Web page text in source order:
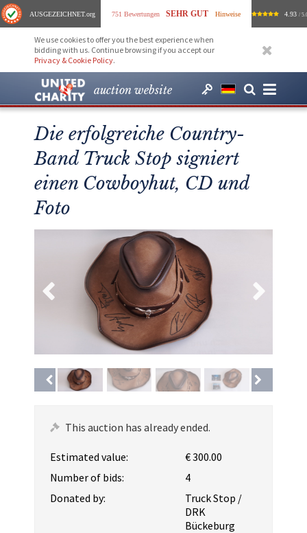
AUSGEZEICHNET.org 751 Bewertungen SEHR GUT Hinweise 4.93 /
We use cookies to offer you the best experience when
bidding with us. Continue browsing if you accept our
Privacy & Cookie Policy.
auction website
Die erfolgreiche Country-
Band Truck Stop signiert
einen Cowboyhut, CD und
Foto
This auction has already ended.
Estimated value:
€ 300.00
Number of bids:
4
Donated by:
Truck Stop /
DRK
Bückeburg